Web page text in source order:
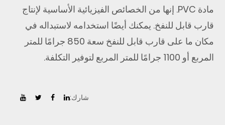
مادة PVC. إنها من الخصائص الفيزيائية الأساسية لإنتاج
قارب قابل للنفخ. يمكنك أيضًا استخدامه لاستبداله في
مكان ما على قارب قابل للنفخ سعة 850 جرامًا للمتر
المربع أو 1100 جرامًا للمتر المربع لتوفير التكلفة.
شارك: